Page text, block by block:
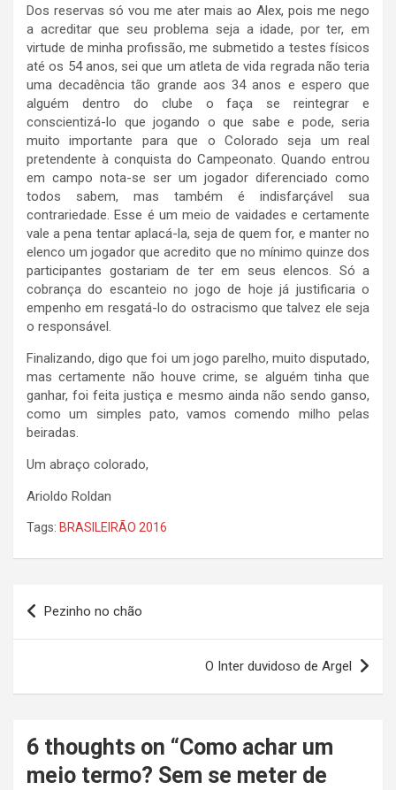
Dos reservas só vou me ater mais ao Alex, pois me nego
a acreditar que seu problema seja a idade, por ter, em
virtude de minha profissão, me submetido a testes físicos
até os 54 anos, sei que um atleta de vida regrada não teria
uma decadência tão grande aos 34 anos e espero que
alguém dentro do clube o faça se reintegrar e
conscientizá-lo que jogando o que sabe e pode, seria
muito importante para que o Colorado seja um real
pretendente à conquista do Campeonato. Quando entrou
em campo nota-se ser um jogador diferenciado como
todos sabem, mas também é indisfarçável sua
contrariedade. Esse é um meio de vaidades e certamente
vale a pena tentar aplacá-la, seja de quem for, e manter no
elenco um jogador que acredito que no mínimo quinze dos
participantes gostariam de ter em seus elencos. Só a
cobrança do escanteio no jogo de hoje já justificaria o
empenho em resgatá-lo do ostracismo que talvez ele seja
o responsável.
Finalizando, digo que foi um jogo parelho, muito disputado,
mas certamente não houve crime, se alguém tinha que
ganhar, foi feita justiça e mesmo ainda não sendo ganso,
como um simples pato, vamos comendo milho pelas
beiradas.
Um abraço colorado,
Arioldo Roldan
Tags: BRASILEIRÃO 2016
Navegação
de
Pezinho no chão
O Inter duvidoso de Argel
6 thoughts on “Como achar um
meio termo? Sem se meter de